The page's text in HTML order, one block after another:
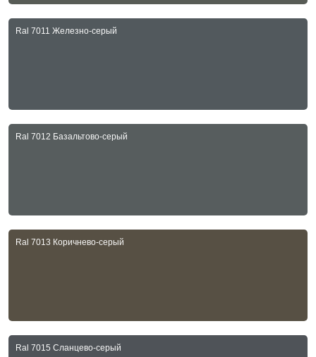
Ral 7011 Железно-серый
Ral 7012 Базальтово-серый
Ral 7013 Коричнево-серый
Ral 7015 Сланцево-серый